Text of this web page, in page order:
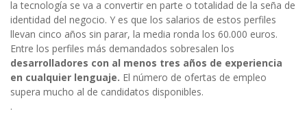
la tecnología se va a convertir en parte o totalidad de la seña de
identidad del negocio. Y es que los salarios de estos perfiles
llevan cinco años sin parar, la media ronda los 60.000 euros.
Entre los perfiles más demandados sobresalen los
desarrolladores con al menos tres años de experiencia
en cualquier lenguaje. El número de ofertas de empleo
supera mucho al de candidatos disponibles.
.